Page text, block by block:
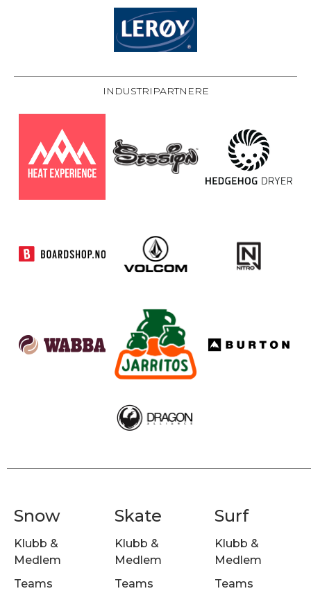
INDUSTRIPARTNERE
Snow
Klubb &
Medlem
Teams
Skate
Klubb &
Medlem
Teams
Surf
Klubb &
Medlem
Teams